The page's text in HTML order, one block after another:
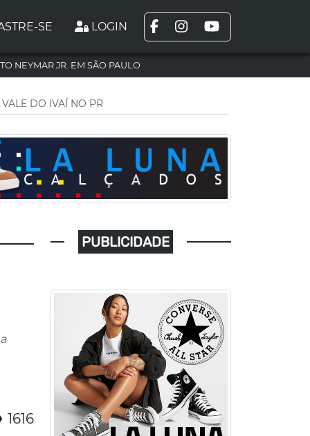
SE LOGIN
NEYMAR JR. EM SÃO PAULO
DO IVAÍ NO PR
1616
PUBLICIDADE